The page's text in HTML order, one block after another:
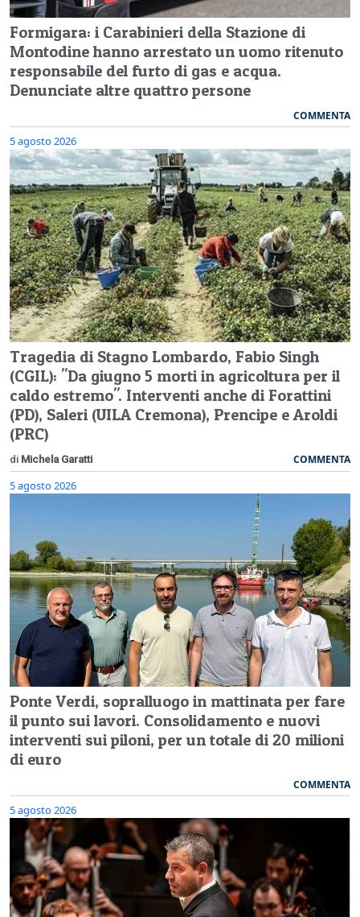
Formigara: i Carabinieri della Stazione di
Montodine hanno arrestato un uomo ritenuto
responsabile del furto di gas e acqua.
Denunciate altre quattro persone
COMMENTA
5 agosto 2026
Tragedia di Stagno Lombardo, Fabio Singh
(CGIL): "Da giugno 5 morti in agricoltura per il
caldo estremo". Interventi anche di Forattini
(PD), Saleri (UILA Cremona), Prencipe e Aroldi
(PRC)
di Michela Garatti COMMENTA
5 agosto 2026
Ponte Verdi, sopralluogo in mattinata per fare
il punto sui lavori. Consolidamento e nuovi
interventi sui piloni, per un totale di 20 milioni
di euro
COMMENTA
5 agosto 2026